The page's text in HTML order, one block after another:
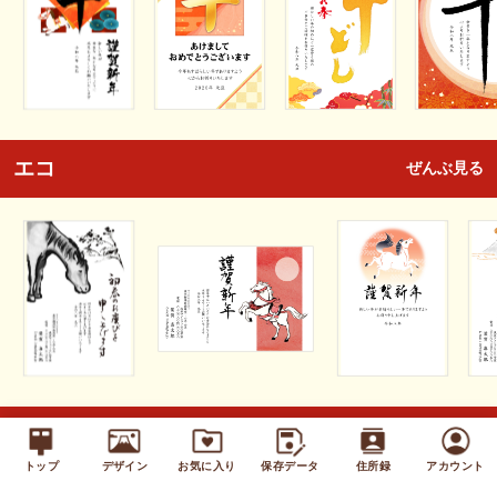
トップ デザイン お気に入り 保存データ 住所録 アカウント
エコ ぜんぶ見る
キッズ ぜんぶ見る